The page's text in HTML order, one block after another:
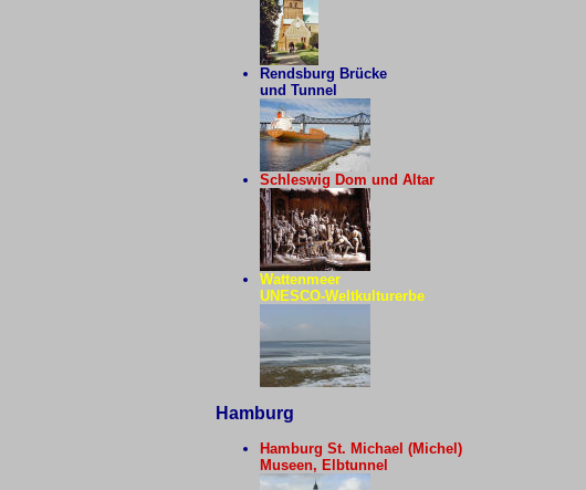
Rendsburg Brücke
und Tunnel
Schleswig Dom und Altar
Wattenmeer
UNESCO-Weltkulturerbe
Hamburg
Hamburg St. Michael (Michel)
Museen, Elbtunnel